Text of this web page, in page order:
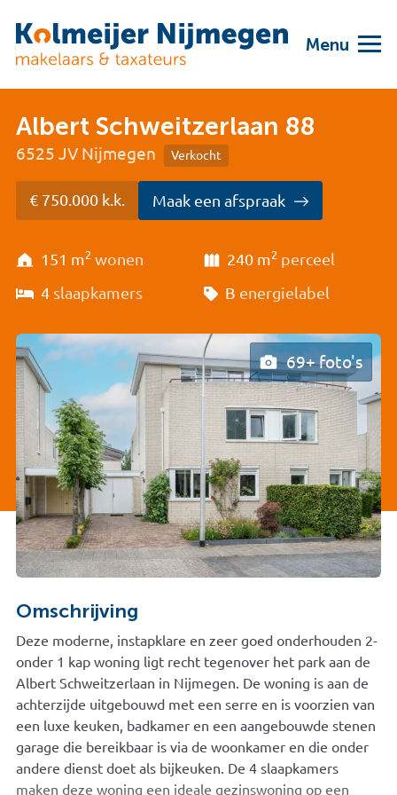
Menu
Albert Schweitzerlaan 88
6525 JV Nijmegen Verkocht
€ 750.000 k.k. Maak een afspraak
151 m2 wonen 240 m2 perceel
4 slaapkamers B energielabel
69+ foto's
Omschrijving
Deze moderne, instapklare en zeer goed onderhouden 2-
onder 1 kap woning ligt recht tegenover het park aan de
Albert Schweitzerlaan in Nijmegen. De woning is aan de
achterzijde uitgebouwd met een serre en is voorzien van
een luxe keuken, badkamer en een aangebouwde stenen
garage die bereikbaar is via de woonkamer en die onder
andere dienst doet als bijkeuken. De 4 slaapkamers
maken deze woning een ideale gezinswoning op een